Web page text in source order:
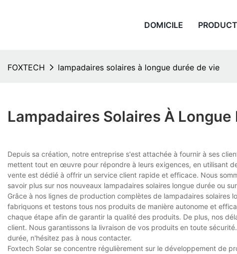
DOMICILE
FOXTECH lampadaires solaires à longue durée de vie
Lampadaires Solaires À Longue
Depuis sa création, notre entreprise s'est attachée à fournir à ses
mettent tout en œuvre pour répondre à leurs exigences, en utilisant
vente est dédié à offrir un service client rapide et efficace. Nous
savoir plus sur nos nouveaux lampadaires solaires longue durée ou
Grâce à nos lignes de production complètes de lampadaires
fabriquons et testons tous nos produits de manière autonome et
chaque étape afin de garantir la qualité des produits. De plus, nos
client. Nous garantissons la livraison de vos produits en toute
durée, n'hésitez pas à nous contacter.
Foxtech Solar se concentre régulièrement sur le développement de